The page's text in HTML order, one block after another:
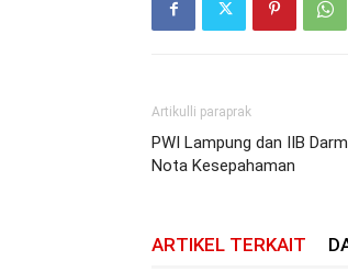
Artikulli paraprak
PWI Lampung dan IIB
Nota Kesepahaman
ARTIKEL TERKAIT